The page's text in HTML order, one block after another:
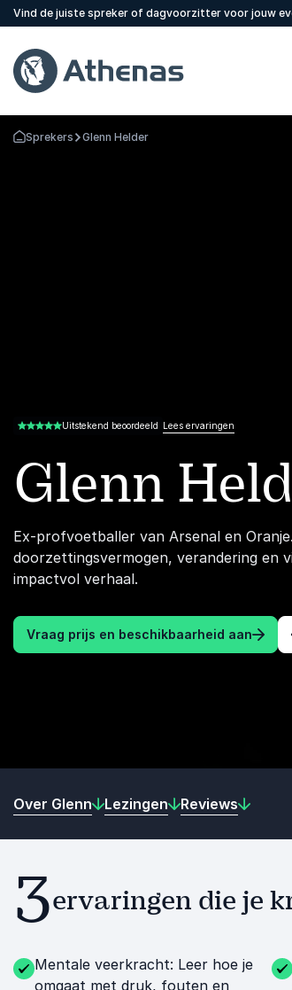
Vind de juiste spreker of dagvoorzitter voor jouw
Terug naar de startpagina
Sprekers Glenn Helder
Glenn
Ex-profvoetballer van Arsenal en
doorzettingsvermogen, verandering en
impactvol verhaal.
Vraag prijs en beschikbaarheid aan
5.00 van 5Uitstekend beoordeeld Lees ervaringen
Over Glenn Lezingen Reviews
3ervaringen die je
Mentale veerkracht: Leer hoe je
omgaat met druk, fouten en